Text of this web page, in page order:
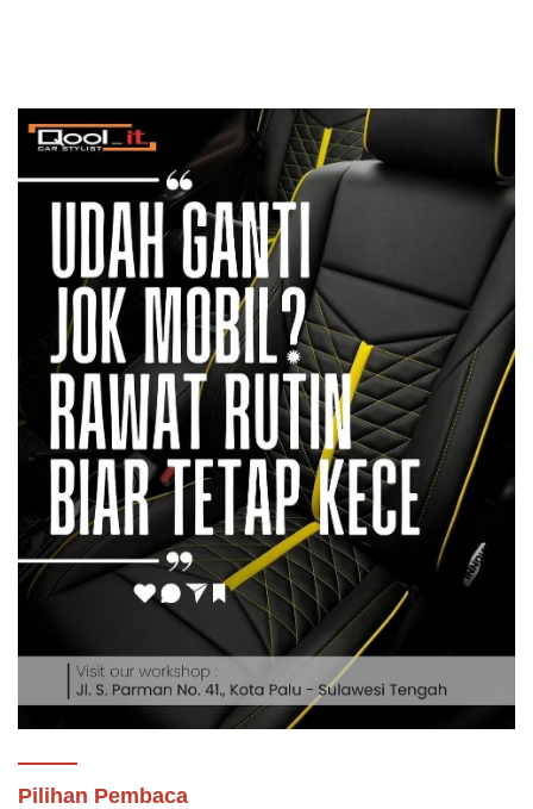
Pilihan Pembaca